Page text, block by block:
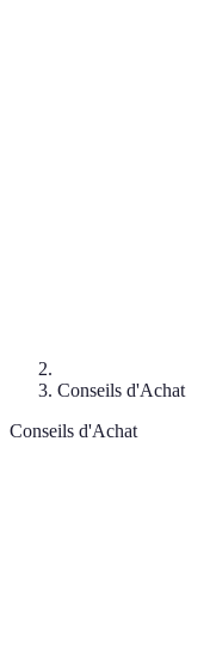
Conseils d'Achat
Conseils d'Achat